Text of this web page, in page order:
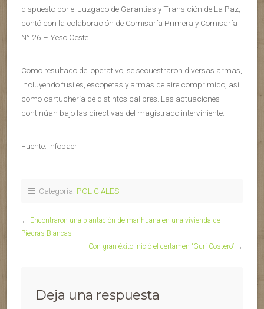
dispuesto por el Juzgado de Garantías y Transición de La Paz,
contó con la colaboración de Comisaría Primera y Comisaría
N° 26 – Yeso Oeste.
Como resultado del operativo, se secuestraron diversas armas,
incluyendo fusiles, escopetas y armas de aire comprimido, así
como cartuchería de distintos calibres. Las actuaciones
continúan bajo las directivas del magistrado interviniente.
Fuente: Infopaer
Categoría: POLICIALES
← Encontraron una plantación de marihuana en una vivienda de
Piedras Blancas
Con gran éxito inició el certamen “Gurí Costero” →
Deja una respuesta